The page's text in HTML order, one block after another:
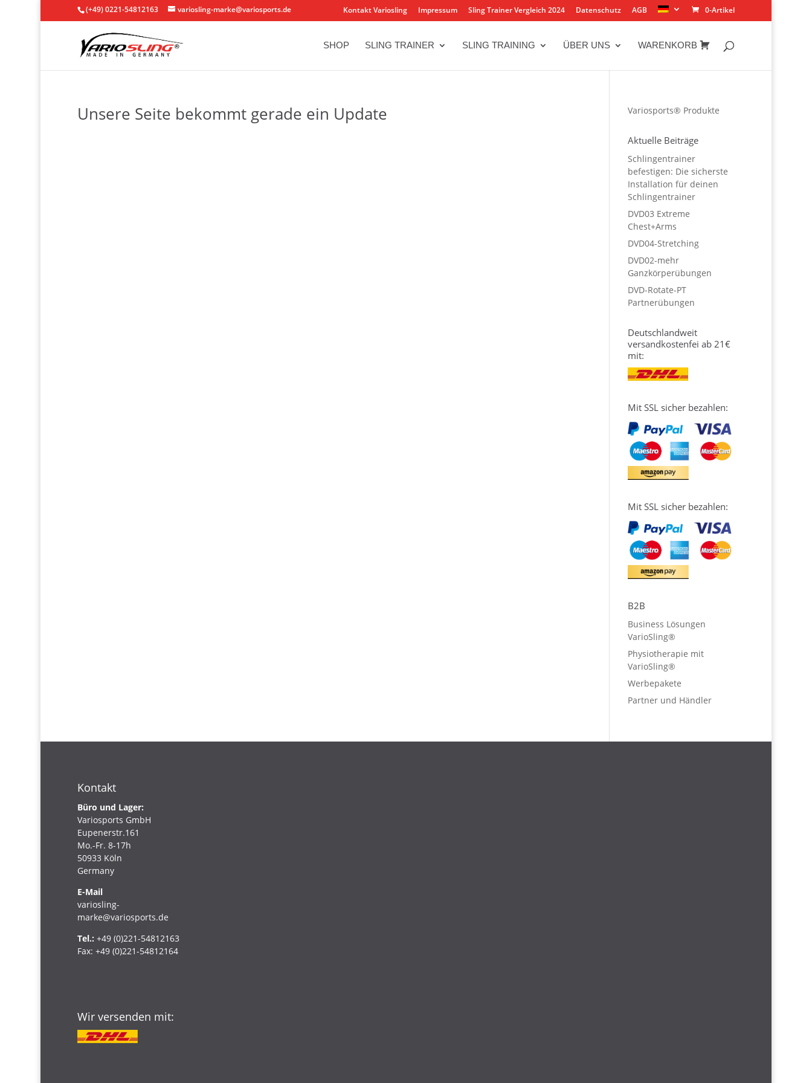
(+49) 0221-54812163 variosling-marke@variosports.de Kontakt Variosling Impressum Sling Trainer Vergleich 2024 Datenschutz AGB 0-Artikel
SHOP SLING TRAINER SLING TRAINING ÜBER UNS WARENKORB
Unsere Seite bekommt gerade ein Update Variosports® Produkte
Aktuelle Beiträge
Schlingentrainer
befestigen: Die sicherste
Installation für deinen
Schlingentrainer
DVD03 Extreme
Chest+Arms
DVD04-Stretching
DVD02-mehr
Ganzkörperübungen
DVD-Rotate-PT
Partnerübungen
Deutschlandweit
versandkostenfei ab 21€
mit:
Mit SSL sicher bezahlen:
Mit SSL sicher bezahlen:
B2B
Business Lösungen
VarioSling®
Physiotherapie mit
VarioSling®
Werbepakete
Partner und Händler
Kontakt
Büro und Lager:
Variosports GmbH
Eupenerstr.161
Mo.-Fr. 8-17h
50933 Köln
Germany
E-Mail
variosling-
marke@variosports.de
Tel.: +49 (0)221-54812163
Fax: +49 (0)221-54812164
Wir versenden mit: